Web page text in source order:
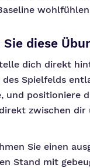
diese
dich direkt
des Spielfelds
und positioniere
zwischen dir
Sie einen
Stand mit